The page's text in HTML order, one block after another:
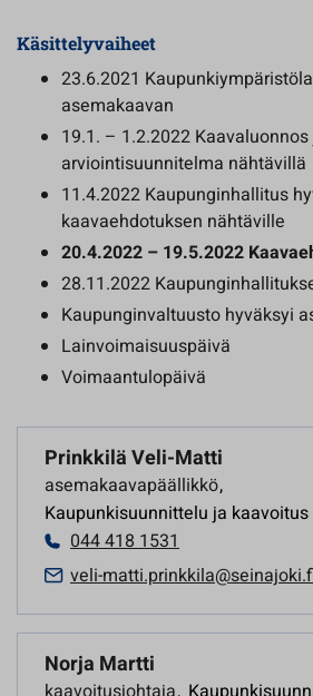
Käsittelyvaiheet
23.6.2021
asemakaavan
19.1. – 1.2.2022
arviointisuunnitelma nähtävillä
11.4.2022 Kaupunginhallitus
kaavaehdotuksen nähtäville
20.4.2022 – 19.5.2022
28.11.2022
Kaupunginvaltuusto hyväksyi
Lainvoimaisuuspäivä
Voimaantulopäivä
Prinkkilä Veli-Matti
asemakaavapäällikkö,
Kaupunkisuunnittelu ja kaavoitus
044 418 1531
veli-
Norja Martti